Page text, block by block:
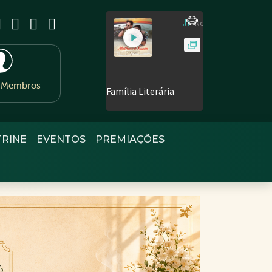
EVENTOS PREMIAÇÕES